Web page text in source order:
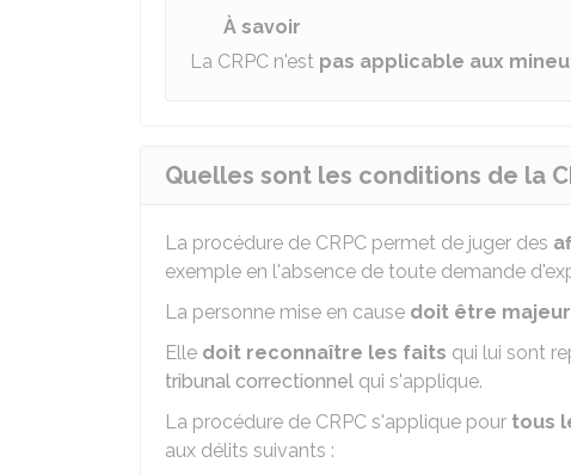
À savoir
La CRPC n'est pas applicable aux
Quelles sont les conditions de la
La procédure de CRPC permet de juger des
exemple en l'absence de toute demande
La personne mise en cause doit être
Elle doit reconnaître les faits qui lui sont
tribunal correctionnel qui s'applique.
La procédure de CRPC s'applique pour tous
aux délits suivants :